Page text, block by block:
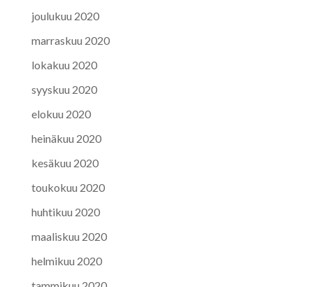
joulukuu 2020
marraskuu 2020
lokakuu 2020
syyskuu 2020
elokuu 2020
heinäkuu 2020
kesäkuu 2020
toukokuu 2020
huhtikuu 2020
maaliskuu 2020
helmikuu 2020